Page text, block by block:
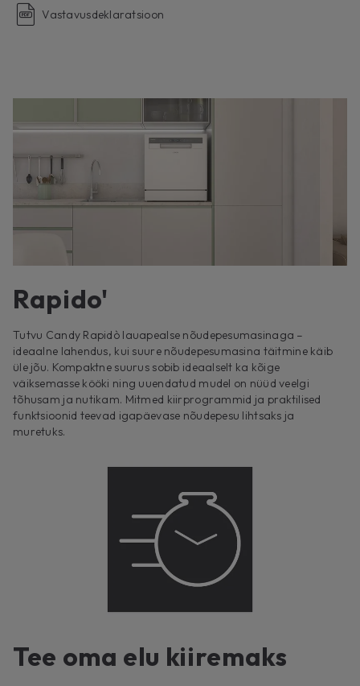
Vastavusdeklaratsioon
Rapido'
Tutvu Candy Rapidò lauapealse nõudepesumasinaga –
ideaalne lahendus, kui suure nõudepesumasina täitmine käib
üle jõu. Kompaktne suurus sobib ideaalselt ka kõige
väiksemasse kööki ning uuendatud mudel on nüüd veelgi
tõhusam ja nutikam. Mitmed kiirprogrammid ja praktilised
funktsioonid teevad igapäevase nõudepesu lihtsaks ja
muretuks.
Tee oma elu kiiremaks